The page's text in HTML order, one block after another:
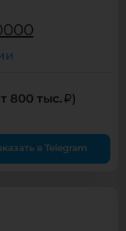
800 тыс. )
в Telegram